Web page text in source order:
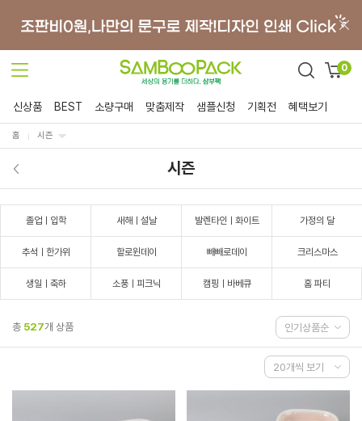
0
신상품 BEST 소량구매 맞춤제작 샘플신청 기획전 혜택보기
홈 시즌
시즌
졸업ㅣ입학 새해ㅣ설날 발렌타인ㅣ화이트 가정의 달
추석ㅣ한가위 할로윈데이 빼빼로데이 크리스마스
생일ㅣ축하 소풍ㅣ피크닉 캠핑ㅣ바베큐 홈 파티
총 527개 상품